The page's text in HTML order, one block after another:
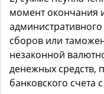
момент окончания
сборов или
незаконной
денежных средств,
банковского счета